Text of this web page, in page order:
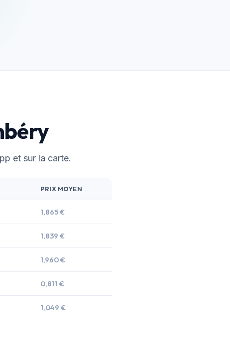
et sur la carte.
PRIX MOYEN
1,865 €
1,839 €
1,960 €
0,811 €
1,049 €